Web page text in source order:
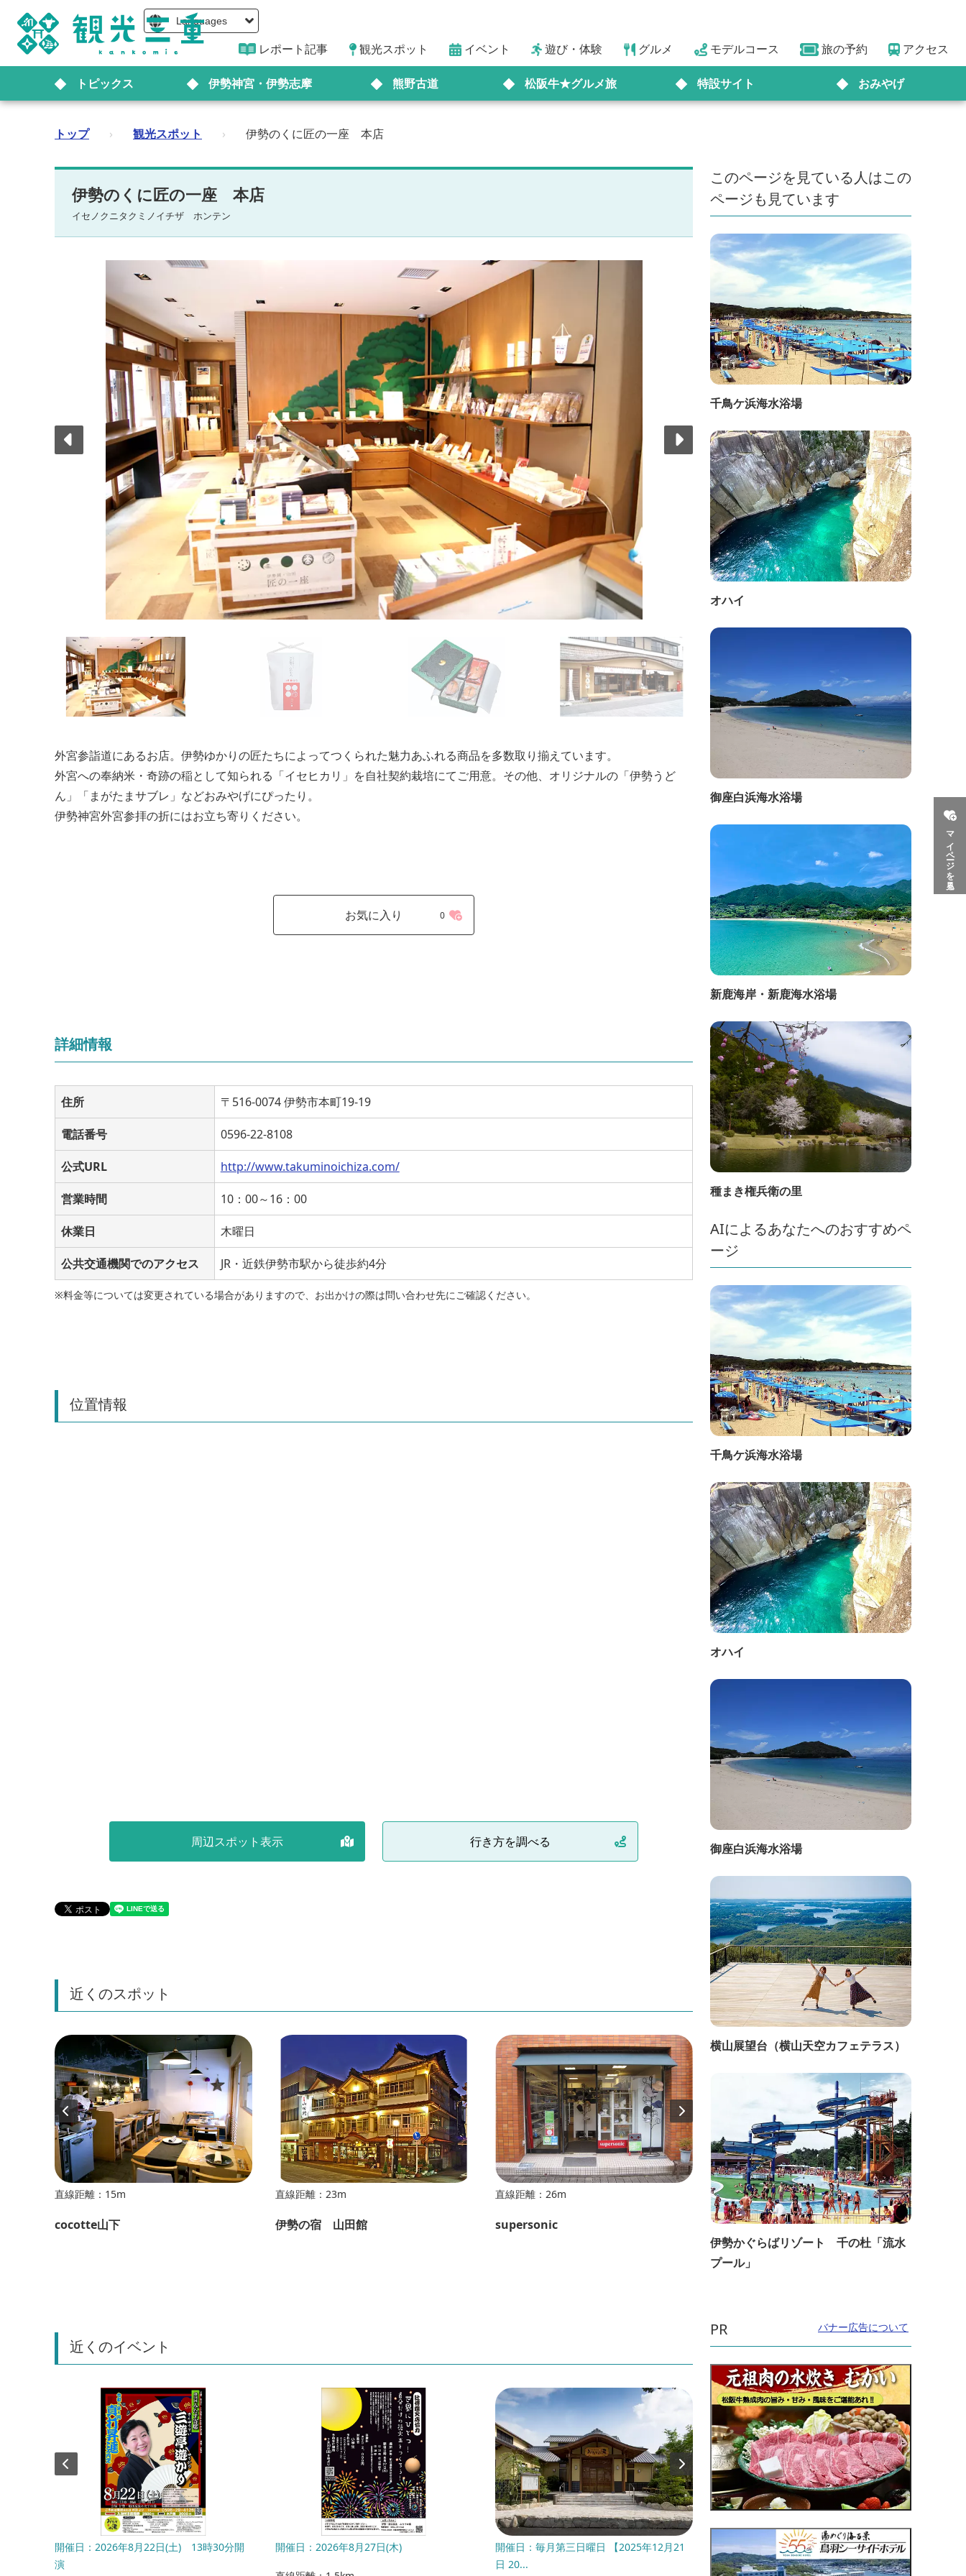
Languages
レポート記事 観光スポット イベント 遊び・体験 グルメ モデルコース 旅の予約 アクセス
トピックス 伊勢神宮・伊勢志摩 熊野古道 松阪牛★グルメ旅 特設サイト おみやげ
マイページを見る
トップ › 観光スポット › 伊勢のくに匠の一座 本店
伊勢のくに匠の一座 本店
イセノクニタクミノイチザ ホンテン
外宮参詣道にあるお店。伊勢ゆかりの匠たちによってつくられた魅力あふれる商品を多数取り揃えています。
外宮への奉納米・奇跡の稲として知られる「イセヒカリ」を自社契約栽培にてご用意。その他、オリジナルの「伊勢うど
ん」「まがたまサブレ」などおみやげにぴったり。
伊勢神宮外宮参拝の折にはお立ち寄りください。
お気に入り 0
詳細情報
住所 〒516-0074 伊勢市本町19-19
電話番号 0596-22-8108
公式URL http://www.takuminoichiza.com/
営業時間 10：00～16：00
休業日 木曜日
公共交通機関でのアクセス JR・近鉄伊勢市駅から徒歩約4分
※料金等については変更されている場合がありますので、お出かけの際は問い合わせ先にご確認ください。
位置情報
周辺スポット表示 行き方を調べる
近くのスポット
直線距離：15m
cocotte山下
直線距離：23m
伊勢の宿 山田館
直線距離：26m
supersonic
直線距離：33m
外宮前勢乃國屋 豊恩館
近くのイベント
開催日：2026年8月22日(土) 13時30分開
演
開催日：2026年8月27日(木)
開催日：毎月第三日曜日 【2025年12月21
日 20...
開催日：毎月26日
このページを見ている人はこの
ページも見ています
千鳥ケ浜海水浴場
オハイ
御座白浜海水浴場
新鹿海岸・新鹿海水浴場
種まき権兵衛の里
AIによるあなたへのおすすめペ
ージ
千鳥ケ浜海水浴場
オハイ
御座白浜海水浴場
横山展望台（横山天空カフェテラス）
伊勢かぐらばリゾート 千の杜「流水
プール」
PR バナー広告について